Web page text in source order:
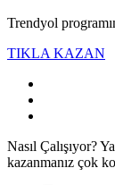
Trendyol
TIKLA KAZAN
Nasıl Çalışıyor?
kazanmanız çok